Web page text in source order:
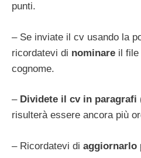
punti.
– Se inviate il cv usando la
ricordatevi di nominare il file
cognome.
– Dividete il cv in paragrafi
risulterà essere ancora più
– Ricordatevi di aggiornarlo